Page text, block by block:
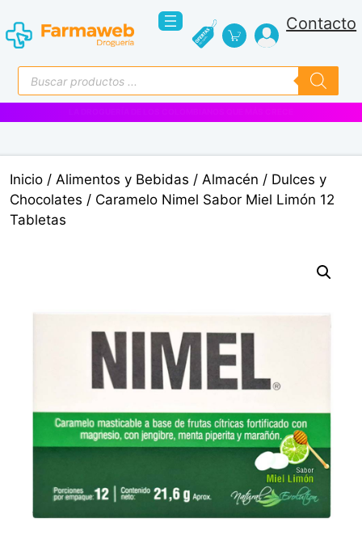
al
contenido
Contacto
Búsqueda
de
productos
Inicio / Alimentos y Bebidas / Almacén / Dulces y
Chocolates / Caramelo Nimel Sabor Miel Limón 12
Tabletas